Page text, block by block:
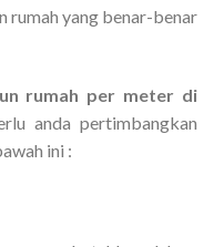
rumah yang benar-benar
rumah per meter di
anda pertimbangkan
ini :